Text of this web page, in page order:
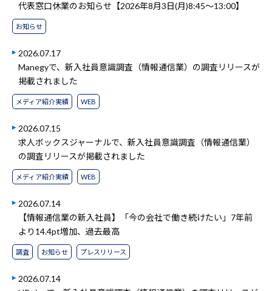
代表窓口休業のお知らせ【2026年8月3日(月)8:45～13:00】
お知らせ
2026.07.17
Manegyで、新入社員意識調査（情報通信業）の調査リリースが
掲載されました
メディア紹介実績 WEB
2026.07.15
求人ボックスジャーナルで、新入社員意識調査（情報通信業）
の調査リリースが掲載されました
メディア紹介実績 WEB
2026.07.14
【情報通信業の新入社員】「今の会社で働き続けたい」7年前
より14.4pt増加、過去最高
調査 お知らせ プレスリリース
2026.07.14